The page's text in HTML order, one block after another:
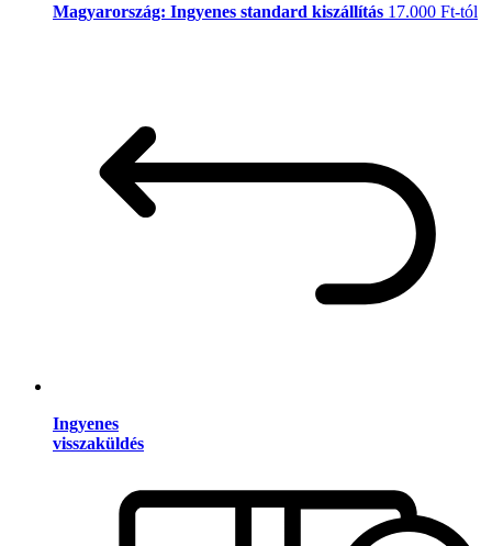
Magyarország: Ingyenes standard kiszállítás 17.000 Ft-tól
Ingyenes
visszaküldés